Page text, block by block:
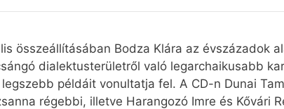
összeállításában Bodza Klára az évszázadok
dialektusterületről való legarchaikusabb
példáit vonultatja fel. A CD-n Dunai
régebbi, illetve Harangozó Imre és Kővári